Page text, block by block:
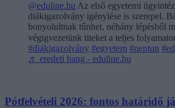
@eduline.hu Az első egyetemi
diákigazolvány igénylése is szerepel.
bonyolultnak tűnhet, néhány lépésből
végigvezetünk titeket a teljes
#diákigazolvány #egyetem #neptun
♬ eredeti hang - eduline.hu
Pótfelvételi 2026: fontos határidő